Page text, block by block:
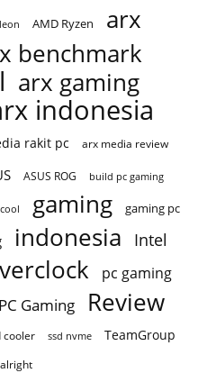
AMD Ryzen arx
benchmark
arx gaming
indonesia
rakit pc arx media review
ASUS ROG build pc gaming
gaming gaming pc
indonesia Intel
pc gaming
Gaming Review
cooler ssd nvme TeamGroup